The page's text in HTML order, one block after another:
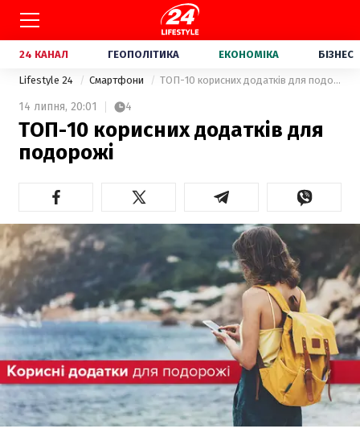
24 КАНАЛ ГЕОПОЛІТИКА ЕКОНОМІКА БІЗНЕС
Lifestyle 24 Смартфони ТОП-10 корисних додатків для подорожі
14 липня, 20:01 4
ТОП-10 корисних додатків для
подорожі